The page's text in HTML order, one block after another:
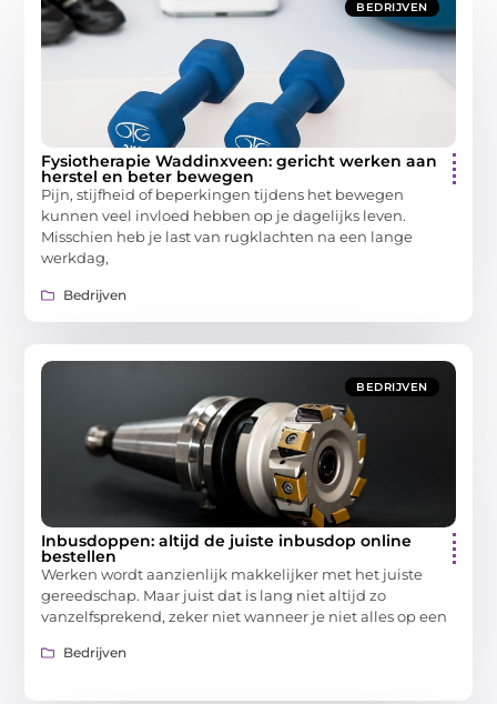
BEDRIJVEN
Fysiotherapie Waddinxveen: gericht werken aan
herstel en beter bewegen
Pijn, stijfheid of beperkingen tijdens het bewegen
kunnen veel invloed hebben op je dagelijks leven.
Misschien heb je last van rugklachten na een lange
werkdag,
Bedrijven
BEDRIJVEN
Inbusdoppen: altijd de juiste inbusdop online
bestellen
Werken wordt aanzienlijk makkelijker met het juiste
gereedschap. Maar juist dat is lang niet altijd zo
vanzelfsprekend, zeker niet wanneer je niet alles op een
Bedrijven